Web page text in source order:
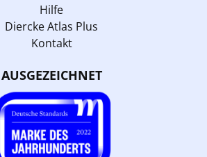
Hilfe
Diercke Atlas Plus
Kontakt
AUSGEZEICHNET